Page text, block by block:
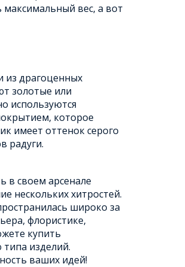
вес, а вот
из драгоценных
золотые или
используются
которое
имеет оттенок серого
радуги.
в своем арсенале
нескольких хитростей.
широко за
флористике,
купить
изделий.
ваших идей!